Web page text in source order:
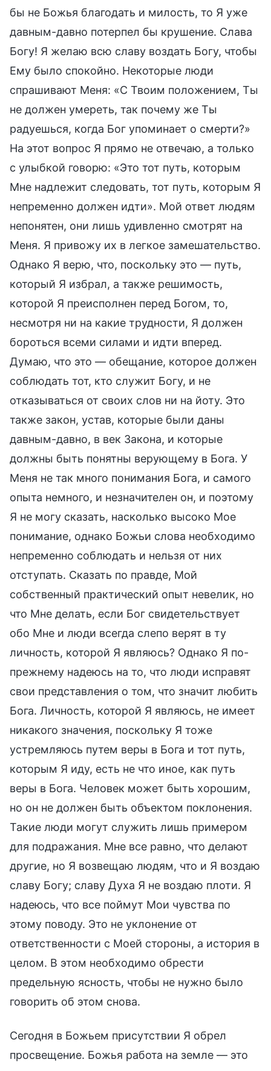
бы не Божья благодать и милость, то Я уже
давным-давно потерпел бы крушение. Слава
Богу! Я желаю всю славу воздать Богу, чтобы
Ему было спокойно. Некоторые люди
спрашивают Меня: «С Твоим положением, Ты
не должен умереть, так почему же Ты
радуешься, когда Бог упоминает о смерти?»
На этот вопрос Я прямо не отвечаю, а только
с улыбкой говорю: «Это тот путь, которым
Мне надлежит следовать, тот путь, которым Я
непременно должен идти». Мой ответ людям
непонятен, они лишь удивленно смотрят на
Меня. Я привожу их в легкое замешательство.
Однако Я верю, что, поскольку это — путь,
который Я избрал, а также решимость,
которой Я преисполнен перед Богом, то,
несмотря ни на какие трудности, Я должен
бороться всеми силами и идти вперед.
Думаю, что это — обещание, которое должен
соблюдать тот, кто служит Богу, и не
отказываться от своих слов ни на йоту. Это
также закон, устав, которые были даны
давным-давно, в век Закона, и которые
должны быть понятны верующему в Бога. У
Меня не так много понимания Бога, и самого
опыта немного, и незначителен он, и поэтому
Я не могу сказать, насколько высоко Мое
понимание, однако Божьи слова необходимо
непременно соблюдать и нельзя от них
отступать. Сказать по правде, Мой
собственный практический опыт невелик, но
что Мне делать, если Бог свидетельствует
обо Мне и люди всегда слепо верят в ту
личность, которой Я являюсь? Однако Я по-
прежнему надеюсь на то, что люди исправят
свои представления о том, что значит любить
Бога. Личность, которой Я являюсь, не имеет
никакого значения, поскольку Я тоже
устремляюсь путем веры в Бога и тот путь,
которым Я иду, есть не что иное, как путь
веры в Бога. Человек может быть хорошим,
но он не должен быть объектом поклонения.
Такие люди могут служить лишь примером
для подражания. Мне все равно, что делают
другие, но Я возвещаю людям, что и Я воздаю
славу Богу; славу Духа Я не воздаю плоти. Я
надеюсь, что все поймут Мои чувства по
этому поводу. Это не уклонение от
ответственности с Моей стороны, а история в
целом. В этом необходимо обрести
предельную ясность, чтобы не нужно было
говорить об этом снова.
Сегодня в Божьем присутствии Я обрел
просвещение. Божья работа на земле — это